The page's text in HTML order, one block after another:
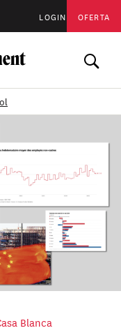
LOGIN OFERTA
Blanca